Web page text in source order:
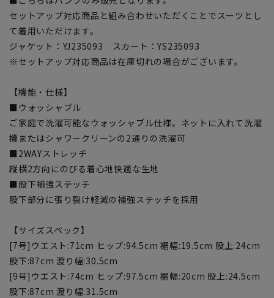
セットアップ対応商品と組み合わせいただくことでスーツとし
て着用いただけます。
ジャケット：YJ235093 スカート：YS235093
※セットアップ対応商品は在庫切れの場合がございます。
【機能・仕様】
■ウォッシャブル
ご家庭で洗濯可能なウォッシャブル仕様。ネットに入れて洗濯
機またはシャワークリーンの2通りの洗濯可
■2WAYストレッチ
縦横2方向にのびる着心地快適な生地
■股下補強ステッチ
股下部分に張り裂け軽減の補強ステッチを採用
【サイズスペック】
[7号]ウエスト:71cm ヒップ:94.5cm 裾幅:19.5cm 股上:24cm
股下:87cm 渡り幅:30.5cm
[9号]ウエスト:74cm ヒップ:97.5cm 裾幅:20cm 股上:24.5cm
股下:87cm 渡り幅:31.5cm